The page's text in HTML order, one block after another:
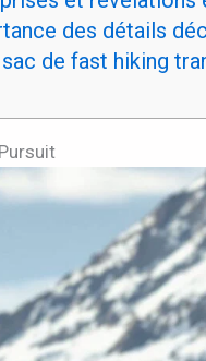
des détails
de fast hiking